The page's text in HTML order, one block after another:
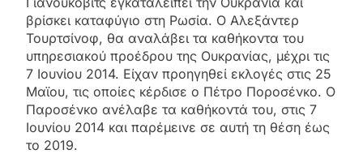
βρίσκει καταφύγιο στη Ρωσία. Ο Αλεξάντερ
Τουρτσίνοφ, θα αναλάβει τα καθήκοντα του
υπηρεσιακού προέδρου της Ουκρανίας, μέχρι τις
7 Ιουνίου 2014. Είχαν προηγηθεί εκλογές στις 25
Μαϊου, τις οποίες κέρδισε ο Πέτρο Ποροσένκο. Ο
Παροσένκο ανέλαβε τα καθήκοντά του, στις 7
Ιουνίου 2014 και παρέμεινε σε αυτή τη θέση έως
το 2019.